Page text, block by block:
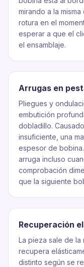
mirando a la
rotura en el
esperar a que el
el ensamblaje.
Arrugas en
Pliegues y
embutición
dobladillo.
insuficiente, una
espesor de
arruga incluso
comprobación
que la siguiente
Recuperación
La pieza sale de la
recupera
distinto según se